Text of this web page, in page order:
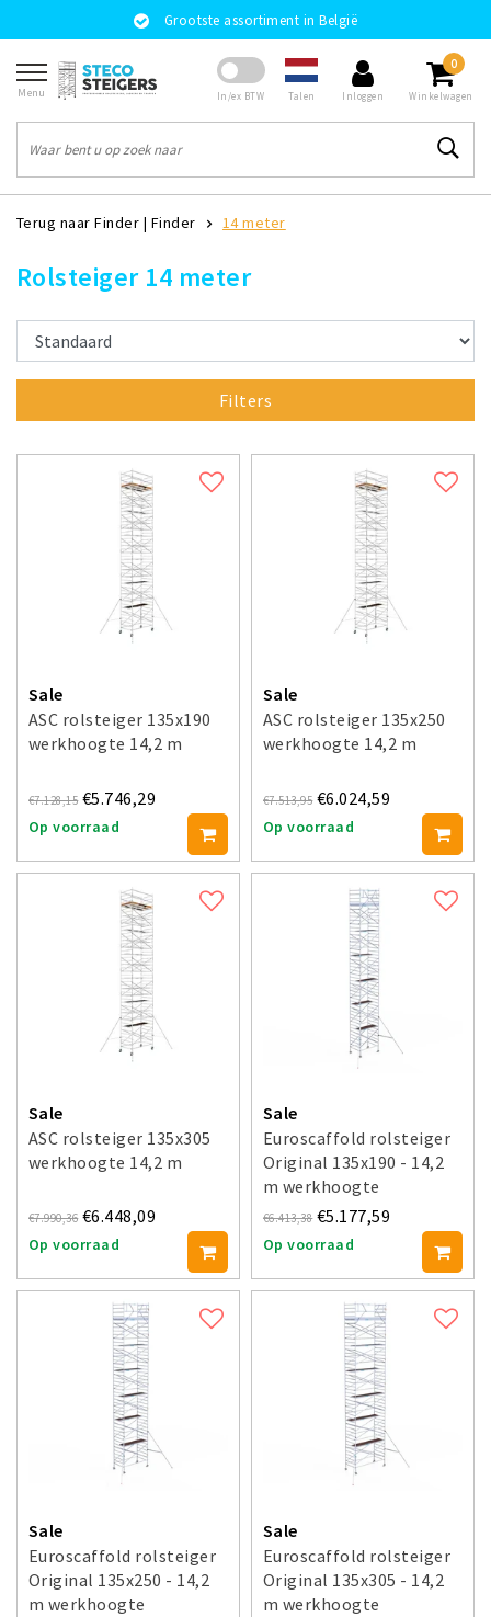
Grootste assortiment in België
Menu In/ex BTW Talen Inloggen
0
Winkelwagen
Terug naar Finder | Finder 14 meter
Rolsteiger 14 meter
Filters
Sale
ASC rolsteiger 135x190
werkhoogte 14,2 m
€7.128,15 €5.746,29
Op voorraad
Sale
ASC rolsteiger 135x250
werkhoogte 14,2 m
€7.513,95 €6.024,59
Op voorraad
Sale
ASC rolsteiger 135x305
werkhoogte 14,2 m
€7.990,36 €6.448,09
Op voorraad
Sale
Euroscaffold rolsteiger
Original 135x190 - 14,2
m werkhoogte
€6.413,38 €5.177,59
Op voorraad
Sale
Euroscaffold rolsteiger
Original 135x250 - 14,2
m werkhoogte
Sale
Euroscaffold rolsteiger
Original 135x305 - 14,2
m werkhoogte